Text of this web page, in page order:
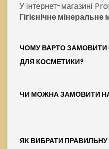
У інтернет-магазині
Гігієнічне мінеральне
ЧОМУ ВАРТО ЗАМОВИТИ
ДЛЯ КОСМЕТИКИ?
ЧИ МОЖНА ЗАМОВИТИ
ЯК ВИБРАТИ